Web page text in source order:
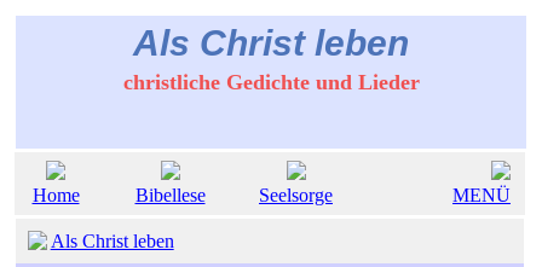
Als Christ leben
christliche Gedichte und Lieder
Home Bibellese Seelsorge MENÜ
Als Christ leben